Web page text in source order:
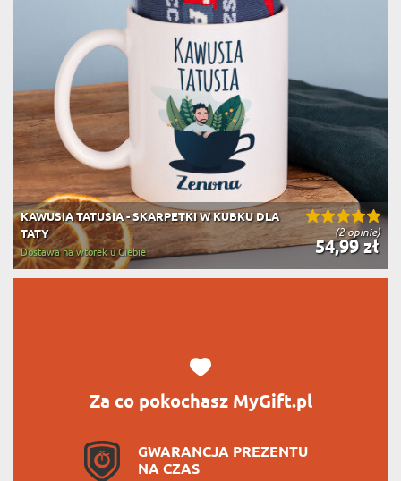
(2 opinie)
KAWUSIA TATUSIA - SKARPETKI W KUBKU DLA
TATY
54,99 zł
Dostawa na wtorek u Ciebie
Za co pokochasz MyGift.pl
GWARANCJA PREZENTU
NA CZAS